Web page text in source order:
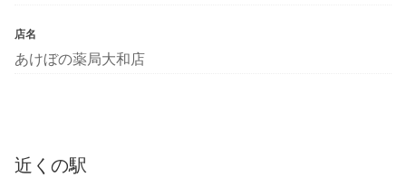
店名
あけぼの薬局大和店
近くの駅